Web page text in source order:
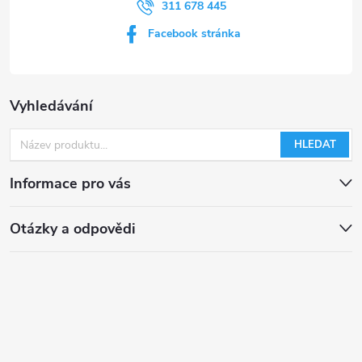
Vyhledávání
HLEDAT
Informace pro vás
Otázky a odpovědi
311 678 445
Facebook stránka